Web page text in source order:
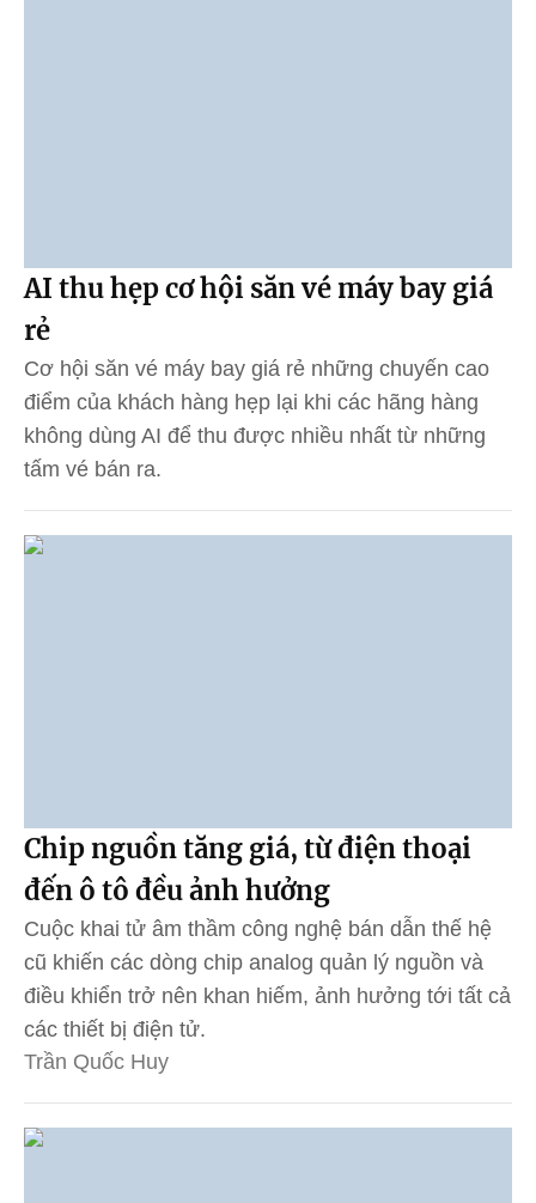
AI thu hẹp cơ hội săn vé máy bay giá
rẻ
Cơ hội săn vé máy bay giá rẻ những chuyến cao
điểm của khách hàng hẹp lại khi các hãng hàng
không dùng AI để thu được nhiều nhất từ những
tấm vé bán ra.
Chip nguồn tăng giá, từ điện thoại
đến ô tô đều ảnh hưởng
Cuộc khai tử âm thầm công nghệ bán dẫn thế hệ
cũ khiến các dòng chip analog quản lý nguồn và
điều khiển trở nên khan hiếm, ảnh hưởng tới tất cả
các thiết bị điện tử.
Trần Quốc Huy